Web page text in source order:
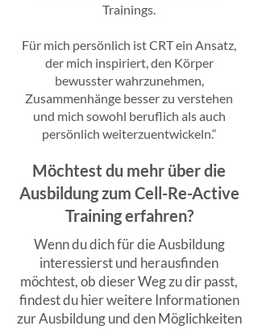
Trainings.
Für mich persönlich ist CRT ein Ansatz,
der mich inspiriert, den Körper
bewusster wahrzunehmen,
Zusammenhänge besser zu verstehen
und mich sowohl beruflich als auch
persönlich weiterzuentwickeln.“
Möchtest du mehr über die
Ausbildung zum Cell-Re-Active
Training erfahren?
Wenn du dich für die Ausbildung
interessierst und herausfinden
möchtest, ob dieser Weg zu dir passt,
findest du hier weitere Informationen
zur Ausbildung und den Möglichkeiten